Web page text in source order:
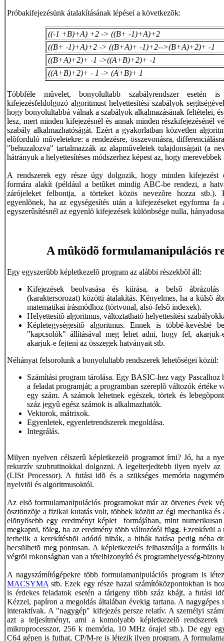
Próbakifejezésünk átalakításának lépései a következõk:
((-1 +B)+A) +2 -> ((B+ -1)+A)+2
((B+ -1)+A)+2 -> ((B+A)+ -1)+2-->(B+A)+2)+ -1
((B+A)+2)+ -1 ->((A+B)+2)+ -1
((A+B)+2)+ - 1 -> (A+B)+ 1
Többféle mûvelet, bonyolultabb szabályrendszer
kifejezésfeldolgozó algoritmust helyettesítési szabályok
hogy bonyolultabbá válnak a szabályok alkalmazásának feltételei,
lesz, mert minden kifejezésnél és annak minden részkifejezésénél
szabály alkalmazhatóságát. Ezért a gyakorlatban közvetlen
elõforduló mûveletekre: a rendezésre, összevonásra,
"behuzalozva" tartalmazzák az alapmûveletek tulajdonságait (a
hátrányuk a helyettesítéses módszerhez képest az, hogy merevebbek
A rendszerek egy része úgy dolgozik, hogy minden kifejezést
formára alakít (például a betûket mindig ABC-be rendezi, a
zárójeleket felbontja, a törteket közös nevezõre hozza stb.).
egyenlõnek, ha az egységesítés után a kifejezéseket egyforma fa
egyszerûsítésnél az egyenlõ kifejezések különbsége nulla,
A mûködõ formulamanipulációs
Egy egyszerûbb képletkezelõ program az alábbi részekbõl áll:
Kifejezések beolvasása és kiírása, a belsõ
(karaktersorozat) közötti átalakítás. Kényelmes, ha a külsõ
matematikai írásmódhoz (törtvonal, alsó-felsõ indexek).
Helyettesítõ algoritmus, változtatható helyettesítési
Képletegységesítõ algoritmus. Ennek is többé-kevésbé
"kapcsolók" állításával meg lehet adni, hogy fel,
akarjuk-e fejteni az összegek hatványait stb.
Néhányat felsorolunk a bonyolultabb rendszerek lehetõségei közül:
Számítási program tárolása. Egy BASIC-hez vagy
a feladat programját; a programban szereplõ változók értéke
egy szám. A számok lehetnek egészek, törtek és
száz jegyû egész számok is alkalmazhatók.
Vektorok, mátrixok.
Egyenletek, egyenletrendszerek megoldása.
Integrálás.
Milyen nyelven célszerû képletkezelõ programot írni? Jó, ha a
rekurzív szubrutinokkal dolgozni. A legelterjedtebb ilyen nyelv
(LISt Processor). A futási idõ és a szükséges memória
nyelvtõl és algoritmusoktól.
Az elsõ formulamanipulációs programokat már az ötvenes évek
ösztönzõje a fizikai kutatás volt, többek között az égi mechanika és
elõnyösebb egy eredményt képlet formájában, mint
megkapni, fõleg, ha az eredmény több változótól függ. Ezenkívül a
terhelik a kerekítésbõl adódó hibák, a hibák hatása pedig néha
becsülhetõ meg pontosan. A képletkezelés felhasználja a formális
végrõl rokonságban van a tételbizonyító és programhelyesség-
A nagyszámítógépekre több formulamanipulációs program is
MACSYMA stb. Ezek egy része hazai számítóközpontokban is
is érdekes feladatok esetén a tárigeny több száz kbájt, a futási
Kézzel, papíron a megoldás általában évekig tartana. A nagygépes
interaktívak. A "nagygép" kifejezés persze relatív. A személyi
azt a teljesítményt, ami a komolyabb képletkezelõ rendszerek
mikroprocesszor, 256 k memória, 10 MHz órajel stb.). De egy
C64 gépen is futhat, CP/M-re is létezik ilyen program. A